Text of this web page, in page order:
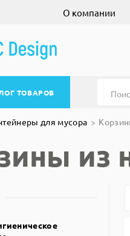
О компании
ТОВАРОВ
для мусора
из